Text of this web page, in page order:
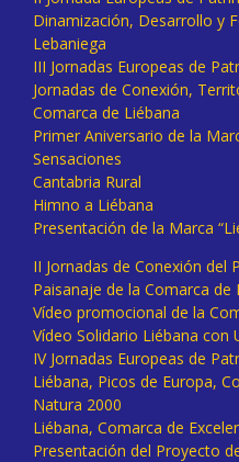
Dinamización, Desarrollo y
Lebaniega
III Jornadas Europeas de
Jornadas de Conexión,
Comarca de Liébana
Primer Aniversario de la
Sensaciones
Cantabria Rural
Himno a Liébana
Presentación de la Marca
II Jornadas de Conexión
Paisanaje de la Comarca de
Vídeo promocional de la
Vídeo Solidario Liébana con
IV Jornadas Europeas de
Liébana, Picos de Europa,
Natura 2000
Liébana, Comarca de
Presentación del Proyecto